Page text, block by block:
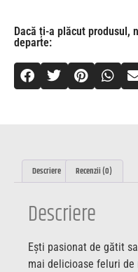
Dacă ți-a plăcut produsul,
departe:
Descriere Recenzii (0)
Descriere
Ești pasionat de gătit
mai delicioase feluri de